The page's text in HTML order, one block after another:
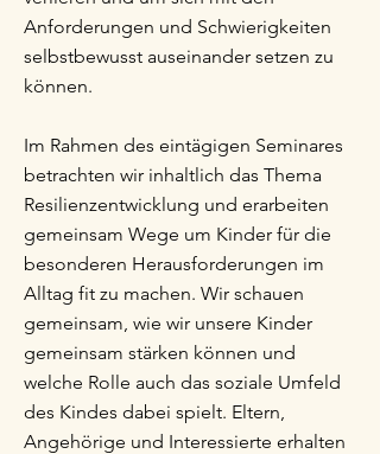
Anforderungen und Schwierigkeiten
selbstbewusst auseinander setzen zu
können.
Im Rahmen des eintägigen Seminares
betrachten wir inhaltlich das Thema
Resilienzentwicklung und erarbeiten
gemeinsam Wege um Kinder für die
besonderen Herausforderungen im
Alltag fit zu machen. Wir schauen
gemeinsam, wie wir unsere Kinder
gemeinsam stärken können und
welche Rolle auch das soziale Umfeld
des Kindes dabei spielt. Eltern,
Angehörige und Interessierte erhalten